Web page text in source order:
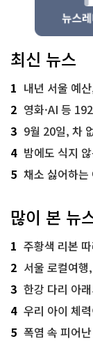
최신 뉴스
1 내년 서울 예
2 영화·AI 등
3 9월 20일, 차 없
4 밤에도 식지
5 채소 싫어하는 아
많이 본 뉴
1 주황색 리본 따라
2 서울 로컬여
3 한강 다리 아
4 우리 아이 체
5 폭염 속 피어